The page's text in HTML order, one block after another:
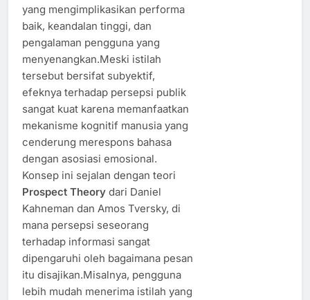
yang mengimplikasikan performa
baik, keandalan tinggi, dan
pengalaman pengguna yang
menyenangkan.Meski istilah
tersebut bersifat subyektif,
efeknya terhadap persepsi publik
sangat kuat karena memanfaatkan
mekanisme kognitif manusia yang
cenderung merespons bahasa
dengan asosiasi emosional.
Konsep ini sejalan dengan teori
Prospect Theory dari Daniel
Kahneman dan Amos Tversky, di
mana persepsi seseorang
terhadap informasi sangat
dipengaruhi oleh bagaimana pesan
itu disajikan.Misalnya, pengguna
lebih mudah menerima istilah yang